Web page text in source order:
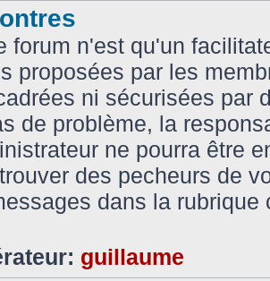
forum n'est qu'un
proposées par les
ni sécurisées par
de problème, la
ne pourra être
des pecheurs de
dans la rubrique
guillaume